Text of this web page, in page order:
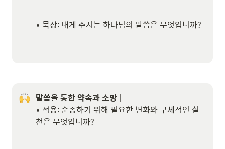
• 묵상: 내게 주시는 하나님의 말씀은 무엇입니까?
말씀을 통한 약속과 소망 |
• 적용: 순종하기 위해 필요한 변화와 구체적인 실
천은 무엇입니까?